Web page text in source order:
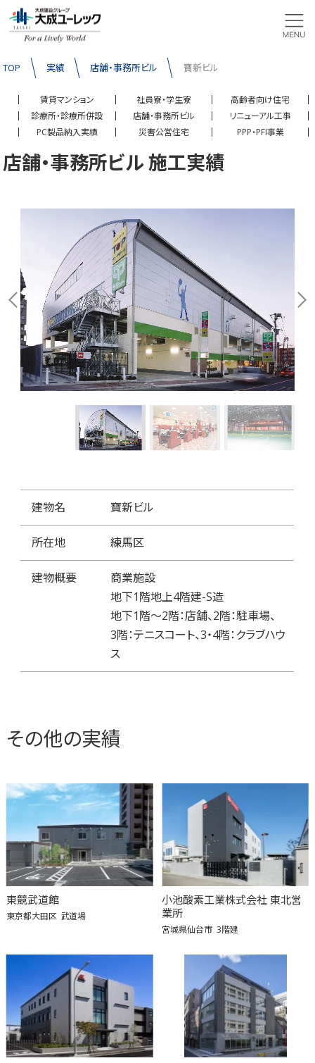
TOP 実績 店舗・事務所ビル 寶新ビル
賃貸マンション 社員寮・学生寮
高齢者向け住宅
診療所・診療所併設
店舗・事務所ビル
リニューアル工事
PC製品納入実績
災害公営住宅 PPP・PFI事業
店舗・事務所ビル 施工実績
建物名 寶新ビル
所在地 練馬区
建物概要
商業施設
地下1階地上4階建-S造
地下1階～2階：店舗、2階：駐車場、
3階：テニスコート、3・4階：クラブハウ
ス
その他の実績
東競武道館
東京都大田区 武道場
小池酸素工業株式会社 東北営
業所
宮城県仙台市 3階建